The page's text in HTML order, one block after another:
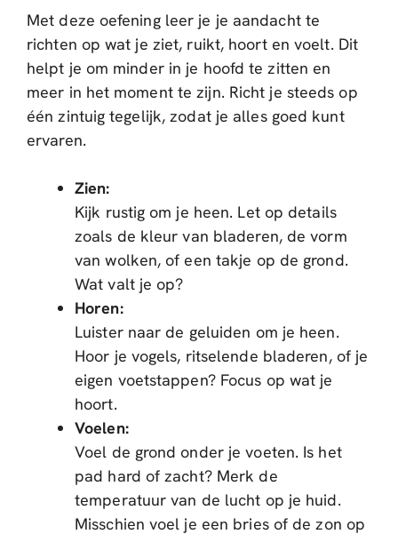
Met deze oefening leer je je aandacht te
richten op wat je ziet, ruikt, hoort en voelt. Dit
helpt je om minder in je hoofd te zitten en
meer in het moment te zijn. Richt je steeds op
één zintuig tegelijk, zodat je alles goed kunt
ervaren.
Zien:
Kijk rustig om je heen. Let op details
zoals de kleur van bladeren, de vorm
van wolken, of een takje op de grond.
Wat valt je op?
Horen:
Luister naar de geluiden om je heen.
Hoor je vogels, ritselende bladeren, of je
eigen voetstappen? Focus op wat je
hoort.
Voelen:
Voel de grond onder je voeten. Is het
pad hard of zacht? Merk de
temperatuur van de lucht op je huid.
Misschien voel je een bries of de zon op